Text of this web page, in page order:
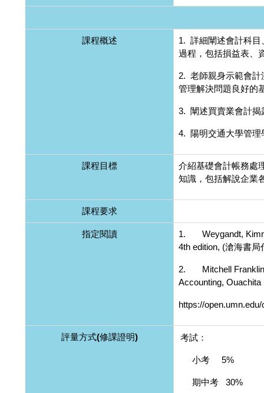
課程概述
1. 詳細闡述會計科目
過程，包括損益表、
2. 老師親身示範會計
管理解決問題良好的
3. 闡述買賣業會計揭
4. 陽明交通大學管理
課程目標
介紹基礎會計帳務處
知識，包括解說企業
課程要求
指定閱讀
1. Weygandt,
4th edition, (滄海書
2. Mitchell Franklin,
Accounting,
https://
評量方式(修課證明) 考試：
小考 5%
期中考 30%